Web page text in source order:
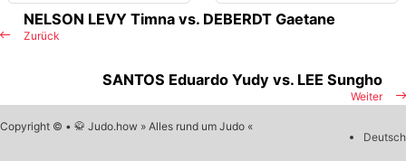
Zurück
NELSON LEVY Timna vs. DEBERDT Gaetane
Weiter
SANTOS Eduardo Yudy vs. LEE Sungho
Copyright © • 🥋 Judo.how » Alles rund um Judo «
Deutsch